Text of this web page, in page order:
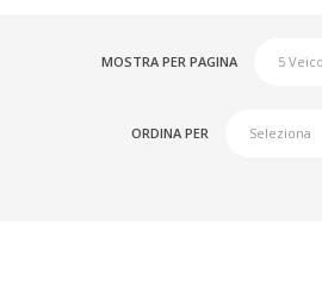
MOSTRA PER PAGINA
ORDINA PER